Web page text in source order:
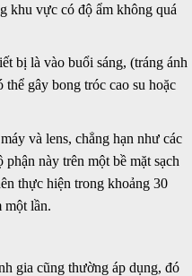
khu vực có độ ẩm không quá
bị là vào buổi sáng, (tráng ánh
gây bong tróc cao su hoặc
và lens, chẳng hạn như các
này trên một bề mặt sạch
thực hiện trong khoảng 30
một lần.
gia cũng thường áp dụng, đó